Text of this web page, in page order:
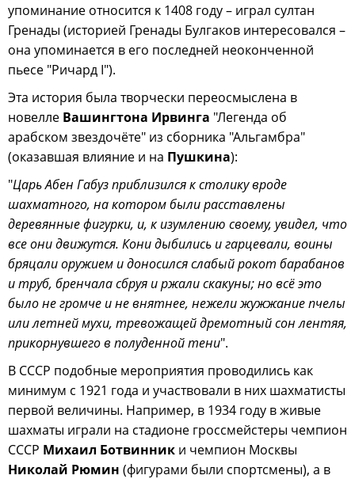
упоминание относится к 1408 году – играл султан
Гренады (историей Гренады Булгаков интересовался –
она упоминается в его последней неоконченной
пьесе "Ричард I").
Эта история была творчески переосмыслена в
новелле Вашингтона Ирвинга "Легенда об
арабском звездочёте" из сборника "Альгамбра"
(оказавшая влияние и на Пушкина):
"Царь Абен Габуз приблизился к столику вроде
шахматного, на котором были расставлены
деревянные фигурки, и, к изумлению своему, увидел, что
все они движутся. Кони дыбились и гарцевали, воины
бряцали оружием и доносился слабый рокот барабанов
и труб, бренчала сбруя и ржали скакуны; но всё это
было не громче и не внятнее, нежели жужжание пчелы
или летней мухи, тревожащей дремотный сон лентяя,
прикорнувшего в полуденной тени".
В СССР подобные мероприятия проводились как
минимум с 1921 года и участвовали в них шахматисты
первой величины. Например, в 1934 году в живые
шахматы играли на стадионе гроссмейстеры чемпион
СССР Михаил Ботвинник и чемпион Москвы
Николай Рюмин (фигурами были спортсмены), а в